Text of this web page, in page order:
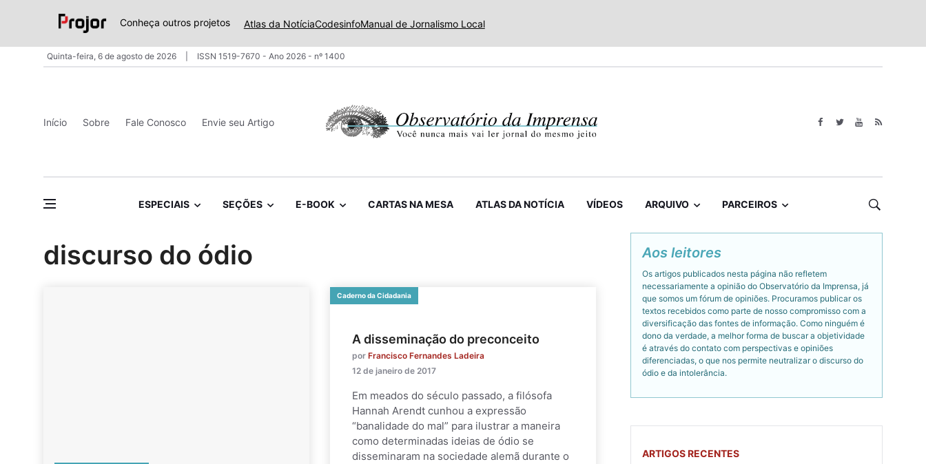
Conheça outros projetos Atlas da NotíciaCodesinfoManual de Jornalismo Local
Quinta-feira, 6 de agosto de 2026 ISSN 1519-7670 - Ano 2026 - nº 1400
Início Sobre Fale Conosco Envie seu Artigo
ESPECIAIS SEÇÕES E-BOOK CARTAS NA MESA ATLAS DA NOTÍCIA VÍDEOS ARQUIVO PARCEIROS
discurso do ódio
Caderno da Cidadania
A disseminação do preconceito
por Francisco Fernandes Ladeira
12 de janeiro de 2017
Em meados do século passado, a filósofa
Hannah Arendt cunhou a expressão
“banalidade do mal” para ilustrar a maneira
como determinadas ideias de ódio se
disseminaram na sociedade alemã durante o
Aos leitores
Os artigos publicados nesta página não refletem
necessariamente a opinião do Observatório da Imprensa, já
que somos um fórum de opiniões. Procuramos publicar os
textos recebidos como parte de nosso compromisso com a
diversificação das fontes de informação. Como ninguém é
dono da verdade, a melhor forma de buscar a objetividade
é através do contato com perspectivas e opiniões
diferenciadas, o que nos permite neutralizar o discurso do
ódio e da intolerância.
ARTIGOS RECENTES